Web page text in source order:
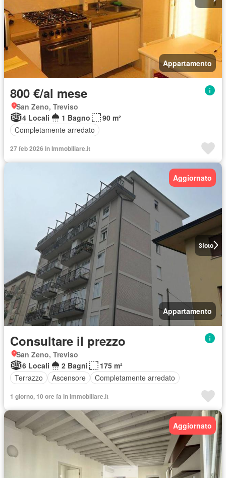
Appartamento
800 €/al mese
San Zeno, Treviso
4 Locali
1 Bagno
90 m²
Completamente arredato
27 feb 2026 in Immobiliare.it
3foto
Aggiornato
Appartamento
Consultare il prezzo
San Zeno, Treviso
6 Locali
2 Bagni
175 m²
Terrazzo
Ascensore Completamente arredato
1 giorno, 10 ore fa in Immobiliare.it
Aggiornato